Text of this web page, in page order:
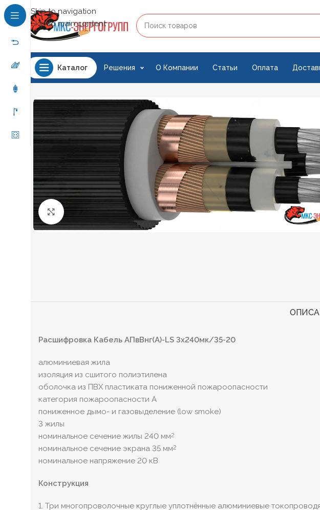
Skip to navigation
Skip to main content
Каталог Решения О Компании Статьи Оплата
Нажмите, чтобы увеличить
Расшифровка Кабель АПвВнг(А)-LS 3х240мк/35-20
алюминиевая жила
изоляция из сшитого полиэтилена
оболочка из ПВХ пластиката пониженной пожароопасности
категория пожароопасности A
пониженное дымо- и газовыделение (low smoke)
3 жилы
номинальное сечение жилы 240 мм2
номинальное сечение экрана 35 мм2
номинальное напряжение 20 кВ
Конструкция
1. Три многопроволочные круглые уплотнённые алюминиевые